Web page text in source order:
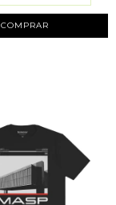
COMPRAR